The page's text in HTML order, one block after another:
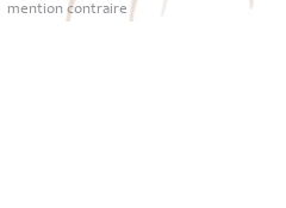
mention contraire